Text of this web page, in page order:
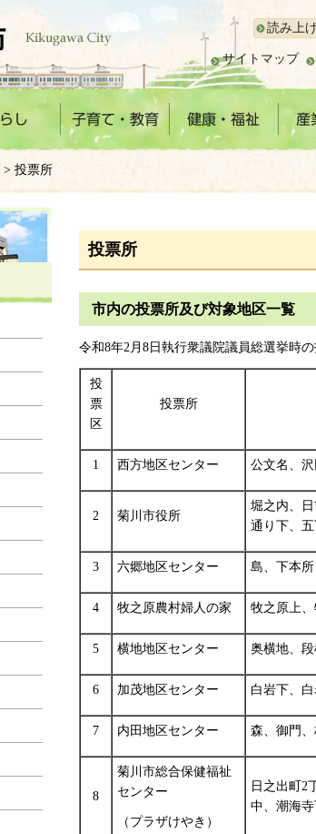
読み上
サイトマップ
> 投票所
投票所
市内の投票所及び対象地区一覧
令和8年2月8日執行衆議院議員総選挙時の
投
票
区
投票所
1 西方地区センター 公文名、
2 菊川市役所
堀之内、
通り下、五
3 六郷地区センター 島、下本
4 牧之原農村婦人の家 牧之原上
5 横地地区センター 奥横地、
6 加茂地区センター 白岩下、
7 内田地区センター 森、御門
8
菊川市総合保健福祉
センター
（プラザけやき）
日之出町2
中、潮海